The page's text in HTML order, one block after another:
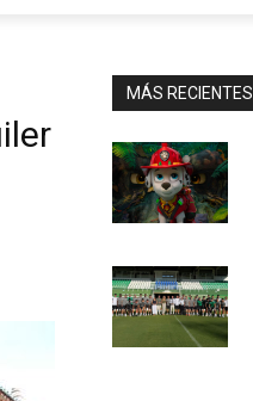
MÁS RECIENTES